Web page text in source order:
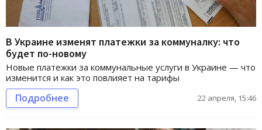
В Украине изменят платежки за коммуналку: что
будет по-новому
Новые платежки за коммунальные услуги в Украине — что
изменится и как это повлияет на тарифы
Подробнее 22 апреля, 15:46